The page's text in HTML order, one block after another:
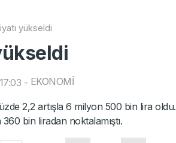
yükseldi
- EKONOMİ
2,2 artışla 6 milyon 500 bin lira oldu.
bin liradan noktalamıştı.